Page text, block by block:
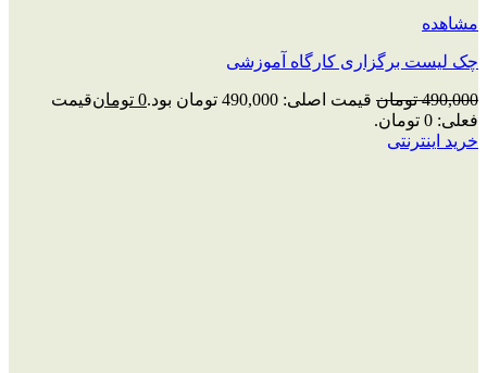
مشاهده
چک‌ لیست برگزاری کارگاه آموزشی
490,000 تومان قیمت اصلی: 490,000 تومان بود. 0 تومانقیمت
فعلی: 0 تومان.
خرید اینترنتی